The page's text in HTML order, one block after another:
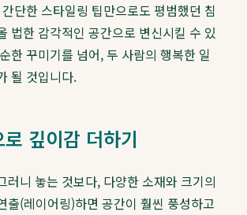
단한 스타일링 팁만으로도 평범했던 침
법한 감각적인 공간으로 변신시킬 수 있
한 꾸미기를 넘어, 두 사람의 행복한 일
될 것입니다.
깊이감 더하기
러니 놓는 것보다, 다양한 소재와 크기의
출(레이어링)하면 공간이 훨씬 풍성하고